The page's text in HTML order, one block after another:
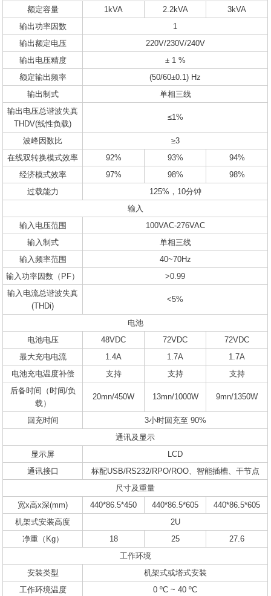
额定容量
1kVA 2.2kVA
3kVA
输出功率因数
1
输出额定电压
220V/230V/240V
输出电压精度
± 1 %
额定输出频率
(50/60±0.1) Hz
输出制式
单相三线
输出电压总谐波失真
THDV(线性负载)
≤1%
波峰因数比
≥3
在线双转换模式效率
92% 93%
94%
经济模式效率
97% 98%
98%
过载能力
125%，10分钟
输入
输入电压范围
100VAC-276VAC
输入制式
单相三线
输入频率范围
40~70Hz
输入功率因数（PF）
>0.99
输入电流总谐波失真
(THDi)
<5%
电池
电池电压
48VDC 72VDC
72VDC
最大充电电流
1.4A 1.7A
1.7A
电池充电温度补偿
支持 支持
支持
后备时间（时间/负
载）
20mn/450W 13mn/1000W 9mn/1350W
回充时间
3小时回充至 90%
通讯及显示
显示屏
LCD
通讯接口
标配USB/RS232/RPO/ROO、智能插槽、干节点
尺寸及重量
宽x高x深(mm)
440*86.5*450 440*86.5*605
440*86.5*605
机架式安装高度
2U
净重（Kg）
18 25
27.6
工作环境
安装类型
机架式或塔式安装
工作环境温度
0 ºC ~ 40 ºC